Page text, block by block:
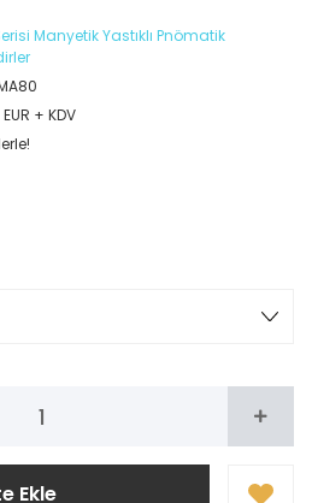
Manyetik Yastıklı Pnömatik
+ KDV
Ekle